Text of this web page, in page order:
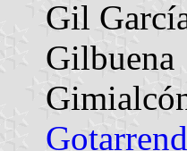
Gil
Gilbuena